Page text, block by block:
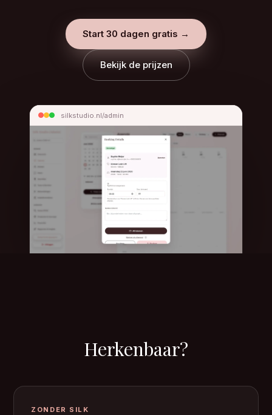
Start 30 dagen gratis →
Bekijk de prijzen
silkstudio.nl/admin
Herkenbaar?
ZONDER SILK